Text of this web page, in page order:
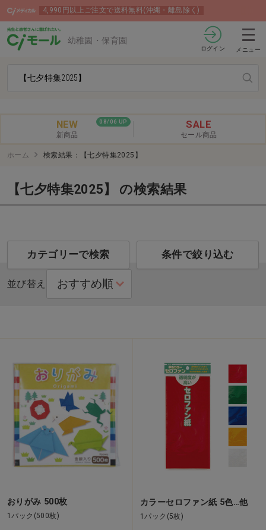
4,990円以上ご注文で送料無料(沖縄・離島除く)
幼稚園・保育園
ログイン メニュー
08/06 UP
NEW
新商品
SALE
セール商品
ホーム 検索結果：【七夕特集2025】
【七夕特集2025】 の検索結果
カテゴリーで検索 条件で絞り込む
並び替え
おりがみ 500枚
1パック(500枚)
カラーセロファン紙 5色…他
1パック(5枚)